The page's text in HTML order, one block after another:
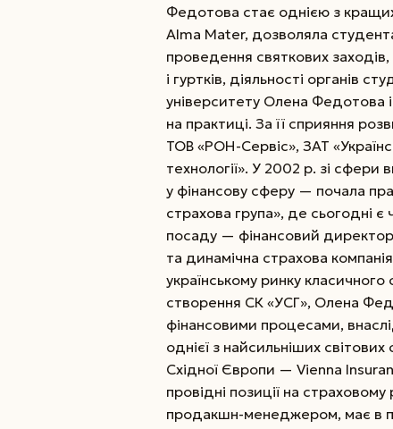
Федотова стає однією з
Alma Mater, дозволяла
проведення святкових заходів,
і гуртків, діяльності органів
університету Олена Федотова
на практиці. За її сприяння
ТОВ «РОН-­Сервіс», ЗАТ
технології». У 2002 р. зі
у фінансову сферу — почала
страхова група», де сьогодні є
посаду — фінансовий
та динамічна страхова
українському ринку
створення СК «УСГ», Олена
фінансовими процесами,
однієї з найсильніших
Східної Європи — Vienna
провідні позиції на
продакшн-менеджером, має в